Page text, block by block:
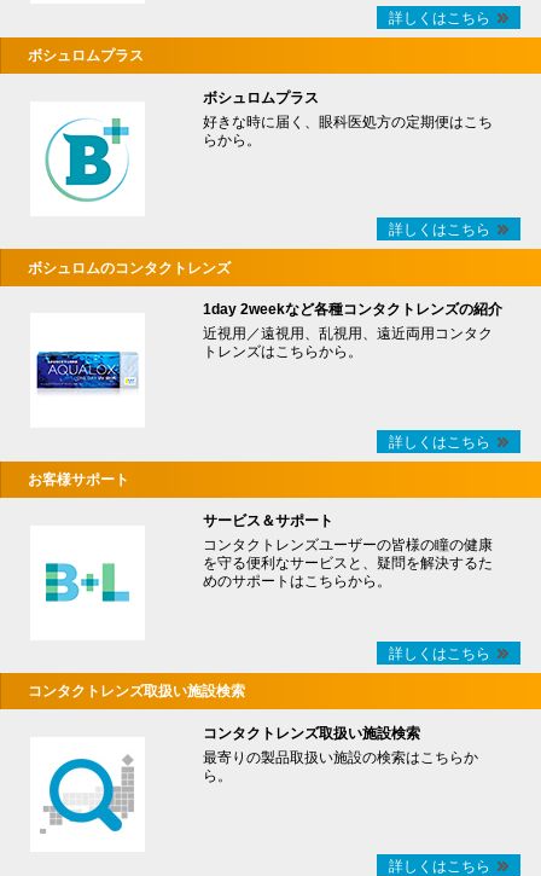
詳しくはこちら
ボシュロムプラス
ボシュロムプラス
好きな時に届く、眼科医処方の定期便はこち
らから。
詳しくはこちら
ボシュロムのコンタクトレンズ
1day 2weekなど各種コンタクトレンズの紹介
近視用／遠視用、乱視用、遠近両用コンタク
トレンズはこちらから。
詳しくはこちら
お客様サポート
サービス＆サポート
コンタクトレンズユーザーの皆様の瞳の健康
を守る便利なサービスと、疑問を解決するた
めのサポートはこちらから。
詳しくはこちら
コンタクトレンズ取扱い施設検索
コンタクトレンズ取扱い施設検索
最寄りの製品取扱い施設の検索はこちらか
ら。
詳しくはこちら